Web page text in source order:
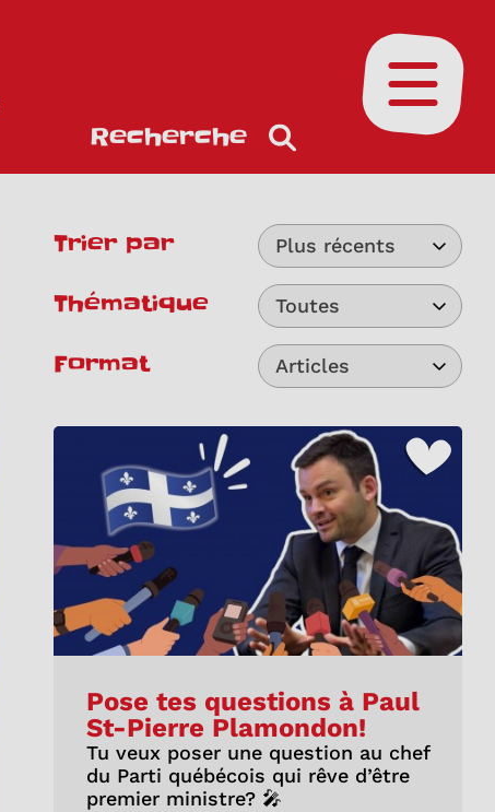
Recherche
Ouvrir le
Trier par Plus récents
Thématique Toutes
Format Articles
Pose tes questions à Paul
St-Pierre Plamondon!
Tu veux poser une question au chef
du Parti québécois qui rêve d’être
premier ministre? 🎤